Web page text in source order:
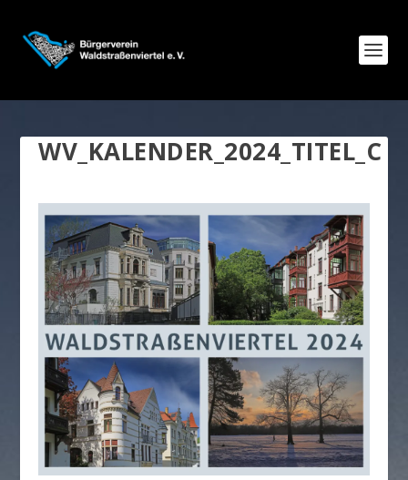
WV_KALENDER_2024_TITEL_C